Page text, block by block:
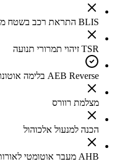
BLIS התראת רכב בשטח מת
TSR זיהוי תמרורי תנועה
AEB Reverse בלימה אוטונומית בנסיעה לאחור
מצלמת רוורס
הכנה למנעול אלכוהול
AHB מעבר אוטומטי לאורות גבוהים